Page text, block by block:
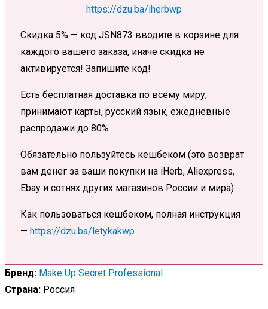
https://dzu.ba/iherbwp
Скидка 5% — код JSN873 вводите в корзине для
каждого вашего заказа, иначе скидка не
активируется! Запишите код!
Есть бесплатная доставка по всему миру,
принимают карты, русский язык, ежедневные
распродажи до 80%
Обязательно пользуйтесь кешбеком (это возврат
вам денег за ваши покупки на iHerb, Aliexpress,
Ebay и сотнях других магазинов России и мира)
Как пользоваться кешбеком, полная инструкция
— https://dzu.ba/letykakwp
Бренд: Make Up Secret Professional
Страна: Россия